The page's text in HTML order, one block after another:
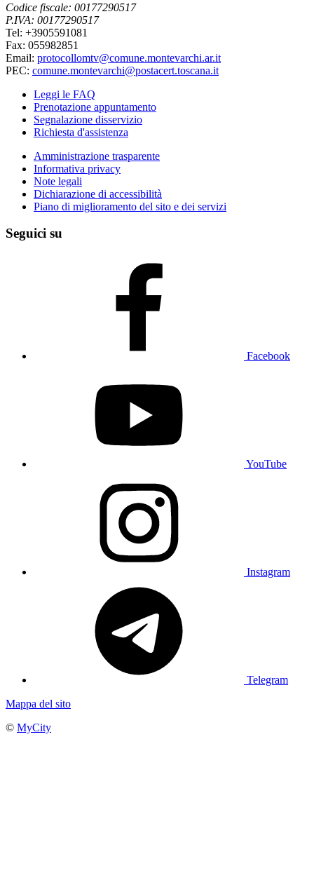
Codice fiscale: 00177290517
P.IVA: 00177290517
Tel: +3905591081
Fax: 055982851
Email: protocollomtv@comune.montevarchi.ar.it
PEC: comune.montevarchi@postacert.toscana.it
Leggi le FAQ
Prenotazione appuntamento
Segnalazione disservizio
Richiesta d'assistenza
Amministrazione trasparente
Informativa privacy
Note legali
Dichiarazione di accessibilità
Piano di miglioramento del sito e dei servizi
Seguici su
Facebook
YouTube
Instagram
Telegram
Mappa del sito
© MyCity